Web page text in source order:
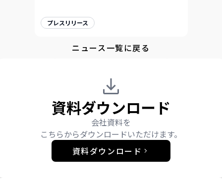
プレスリリース
ニュース一覧に戻る
資料ダウンロード
会社資料を
こちらからダウンロードいただけます。
資料ダウンロード